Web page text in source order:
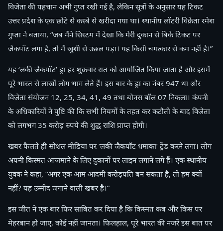
विजेता की पहचान अभी गुप्त रखी गई है, लेकिन सूत्रों के अनुसार यह टिकट
उत्तर प्रदेश के एक छोटे से कस्बे से खरीदा गया था। स्थानीय लॉटरी विक्रेता रमेश
गुप्ता ने बताया, “जब मैंने सिस्टम में देखा कि मेरी दुकान से बिके टिकट पर
जैकपॉट लगा है, तो मैं खुशी से उछल पड़ा। यह किसी चमत्कार से कम नहीं है।”
यह ‘लकी जैकपॉट’ ड्रा हर शुक्रवार रात को आयोजित किया जाता है और इसमें
पूरे भारत से लाखों लोग भाग लेते हैं। इस बार के ड्रा का नंबर 947 था और
विजेता संयोजन 12, 25, 34, 41, 49 तथा बोनस बॉल 07 निकला। कंपनी
के अधिकारियों ने पुष्टि की कि सभी नियमों के तहत कर कटौती के बाद विजेता
को लगभग 35 करोड़ रुपये की शुद्ध राशि प्राप्त होगी।
खबर फैलते ही सोशल मीडिया पर ‘लकी जैकपॉट धमाका’ ट्रेंड करने लगा। लोग
अपनी किस्मत आजमाने के लिए दुकानों पर लाइन लगाने लगे हैं। एक स्थानीय
युवक ने कहा, “अगर एक आम आदमी करोड़पति बन सकता है, तो हम क्यों
नहीं? यह उम्मीद जगाने वाली खबर है।”
इस जीत ने एक बार फिर साबित कर दिया है कि किस्मत कब और किस पर
मेहरबान हो जाए, कोई नहीं जानता। फिलहाल, पूरे भारत की नजरें इस बात पर